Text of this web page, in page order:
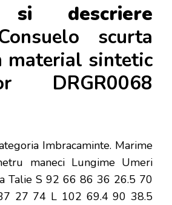
si descriere
scurta
material sintetic
DRGR0068
Imbracaminte. Marime
maneci Lungime Umeri
Talie S 92 66 86 36 26.5 70
27 74 L 102 69.4 90 38.5